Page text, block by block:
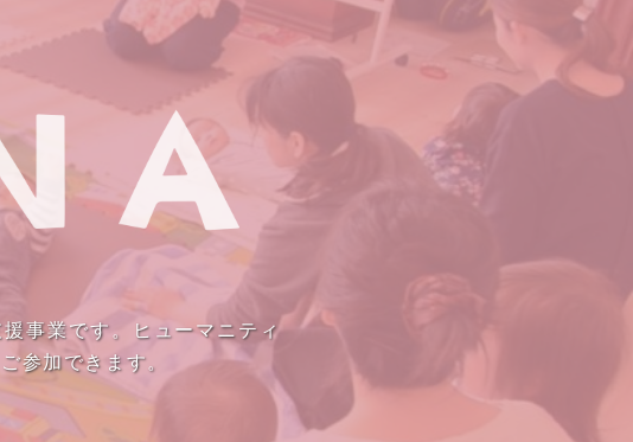
事業です。ヒューマニティ
参加できます。